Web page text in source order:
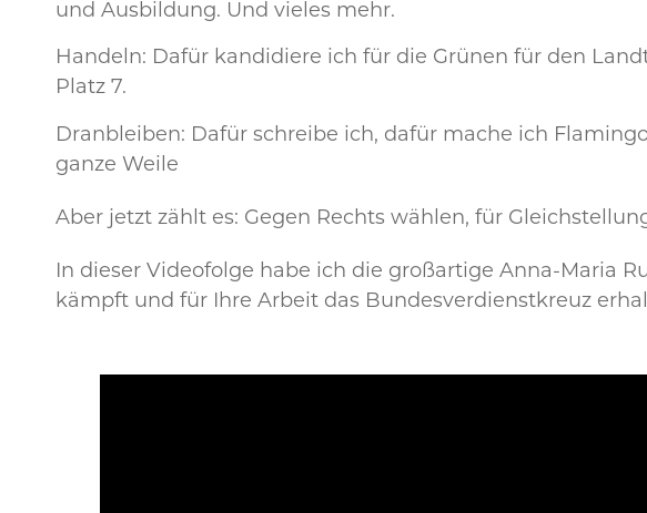
und Ausbildung. Und vieles mehr.
Handeln: Dafür kandidiere ich für die Grünen für den
Platz 7.
Dranbleiben: Dafür schreibe ich, dafür mache ich
ganze Weile
Aber jetzt zählt es: Gegen Rechts wählen, für
In dieser Videofolge habe ich die großartige Anna-Maria
kämpft und für Ihre Arbeit das Bundesverdienstkreuz